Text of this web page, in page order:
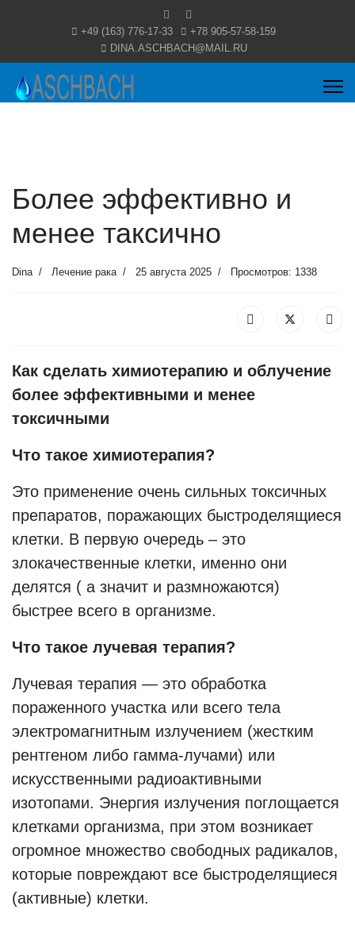
+49 (163) 776-17-33
+78 905-57-58-159
DINA.ASCHBACH@MAIL.RU
Более эффективно и
менее таксично
Dina Лечение рака 25 августа 2025 Просмотров: 1338
Как сделать химиотерапию и облучение
более эффективными и менее
токсичными
Что такое химиотерапия?
Это применение очень сильных токсичных
препаратов, поражающих быстроделящиеся
клетки. В первую очередь – это
злокачественные клетки, именно они
делятся ( а значит и размножаются)
быстрее всего в организме.
Что такое лучевая терапия?
Лучевая терапия — это обработка
пораженного участка или всего тела
электромагнитным излучением (жестким
рентгеном либо гамма-лучами) или
искусственными радиоактивными
изотопами. Энергия излучения поглощается
клетками организма, при этом возникает
огромное множество свободных радикалов,
которые повреждают все быстроделящиеся
(активные) клетки.